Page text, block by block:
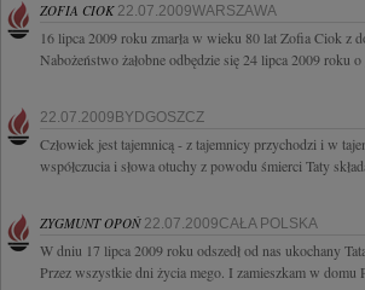
ZOFIA CIOK 22.07.2009WARSZAWA
16 lipca 2009 roku zmarła w wieku 80 lat Zofia Ciok z
Nabożeństwo żałobne odbędzie się 24 lipca 2009 roku
22.07.2009BYDGOSZCZ
Człowiek jest tajemnicą - z tajemnicy przychodzi i w
współczucia i słowa otuchy z powodu śmierci Taty
ZYGMUNT OPOŃ 22.07.2009CAŁA POLSKA
W dniu 17 lipca 2009 roku odszedł od nas ukochany
Przez wszystkie dni życia mego. I zamieszkam w domu